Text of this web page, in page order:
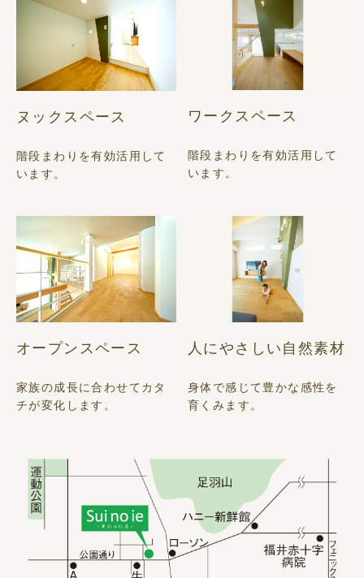
ヌックスペース
階段まわりを有効活用して
います。
ワークスペース
階段まわりを有効活用して
います。
オープンスペース
家族の成長に合わせてカタ
チが変化します。
人にやさしい自然素材
身体で感じて豊かな感性を
育くみます。